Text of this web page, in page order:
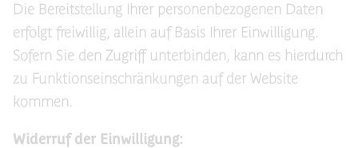
Die Bereitstellung Ihrer personenbezogenen Daten
erfolgt freiwillig, allein auf Basis Ihrer Einwilligung.
Sofern Sie den Zugriff unterbinden, kann es hierdurch
zu Funktionseinschränkungen auf der Website
kommen.
Widerruf der Einwilligung: